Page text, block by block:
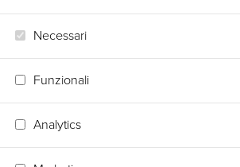
Necessari
Funzionali
Analytics